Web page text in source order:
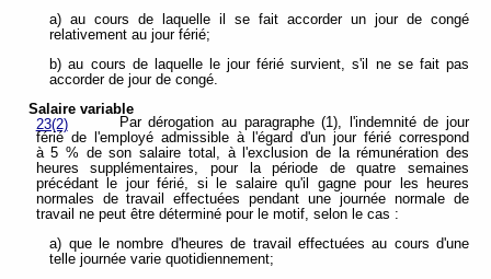
a) au cours de laquelle il se fait accorder un jour de congé
relativement au jour férié;
b) au cours de laquelle le jour férié survient, s'il ne se fait pas
accorder de jour de congé.
Salaire variable
23(2)
Par dérogation au paragraphe (1), l'indemnité de jour
férié de l'employé admissible à l'égard d'un jour férié correspond
à 5 % de son salaire total, à l'exclusion de la rémunération des
heures supplémentaires, pour la période de quatre semaines
précédant le jour férié, si le salaire qu'il gagne pour les heures
normales de travail effectuées pendant une journée normale de
travail ne peut être déterminé pour le motif, selon le cas :
a) que le nombre d'heures de travail effectuées au cours d'une
telle journée varie quotidiennement;